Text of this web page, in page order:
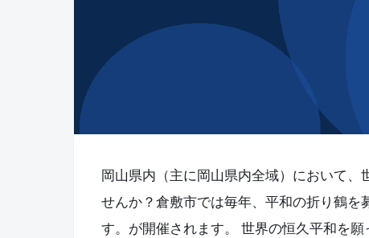
岡山県内（主に岡山県内全域）において
せんか？倉敷市では毎年、平和の折り鶴を
す。が開催されます。 世界の恒久平和を